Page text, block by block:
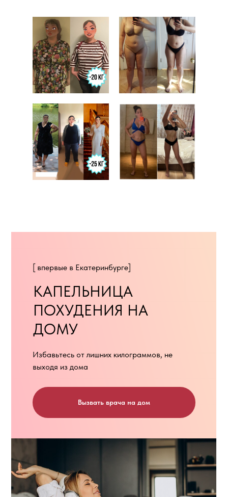
КАПЕЛЬНИЦА
ПОХУДЕНИЯ НА
ДОМУ
[ впервые в Екатеринбурге]
Избавьтесь от лишних килограммов, не
выходя из дома
Вызвать врача на дом